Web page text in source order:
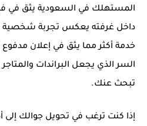
المستهلك في السعودية يثق في
داخل غرفته يعكس تجربة شخصية
خدمة أكثر مما يثق في إعلان مدفوع
السر الذي يجعل البراندات
تبحث عنك.
إذا كنت ترغب في تحويل جوالك إلى